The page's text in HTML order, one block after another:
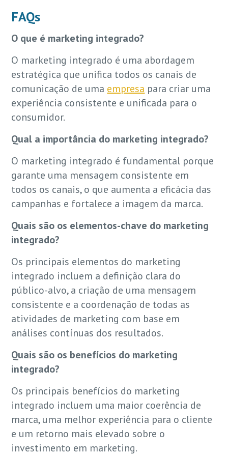
FAQs
O que é marketing integrado?
O marketing integrado é uma abordagem
estratégica que unifica todos os canais de
comunicação de uma empresa para criar uma
experiência consistente e unificada para o
consumidor.
Qual a importância do marketing integrado?
O marketing integrado é fundamental porque
garante uma mensagem consistente em
todos os canais, o que aumenta a eficácia das
campanhas e fortalece a imagem da marca.
Quais são os elementos-chave do marketing
integrado?
Os principais elementos do marketing
integrado incluem a definição clara do
público-alvo, a criação de uma mensagem
consistente e a coordenação de todas as
atividades de marketing com base em
análises contínuas dos resultados.
Quais são os benefícios do marketing
integrado?
Os principais benefícios do marketing
integrado incluem uma maior coerência de
marca, uma melhor experiência para o cliente
e um retorno mais elevado sobre o
investimento em marketing.